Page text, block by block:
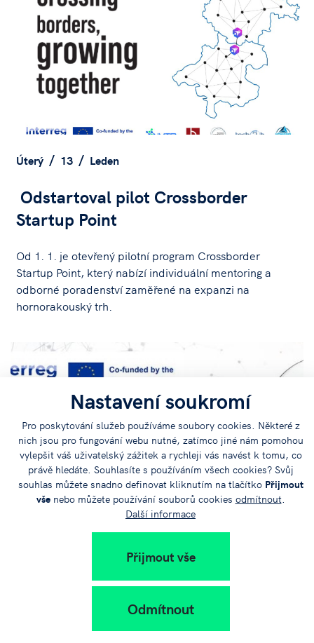
Nastavení soukromí
Pro poskytování služeb používáme soubory cookies. Některé z
nich jsou pro fungování webu nutné, zatímco jiné nám pomohou
vylepšit váš uživatelský zážitek a rychleji vás navést k tomu, co
právě hledáte. Souhlasíte s používáním všech cookies? Svůj
souhlas můžete snadno definovat kliknutím na tlačítko Přijmout
všenebo můžete používání souborů cookies odmítnout.
Další informace
Přijmout vše
Odmítnout
Úterý 13 Leden
Odstartoval pilot Crossborder
Startup Point
Od 1. 1. je otevřený pilotní program Crossborder
Startup Point, který nabízí individuální mentoring a
odborné poradenství zaměřené na expanzi na
hornorakouský trh.
Leden
Zveme vás na odborný webinář k Al